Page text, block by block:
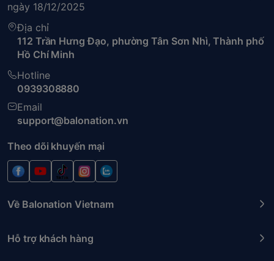
ngày 18/12/2025
Địa chỉ
112 Trần Hưng Đạo, phường Tân Sơn Nhì, Thành phố
Hồ Chí Minh
Hotline
0939308880
Email
support@balonation.vn
Theo dõi khuyến mại
Về Balonation Vietnam
Hỗ trợ khách hàng